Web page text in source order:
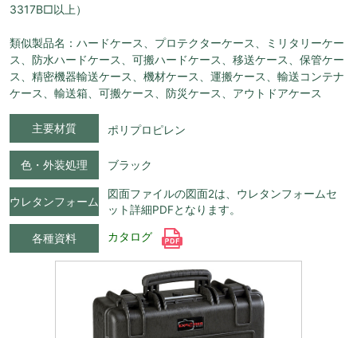
3317B□以上）
類似製品名：ハードケース、プロテクターケース、ミリタリーケー
ス、防水ハードケース、可搬ハードケース、移送ケース、保管ケー
ス、精密機器輸送ケース、機材ケース、運搬ケース、輸送コンテナ
ケース、輸送箱、可搬ケース、防災ケース、アウトドアケース
主要材質 ポリプロピレン
色・外装処理 ブラック
ウレタンフォーム
図面ファイルの図面2は、ウレタンフォームセ
ット詳細PDFとなります。
各種資料 カタログ